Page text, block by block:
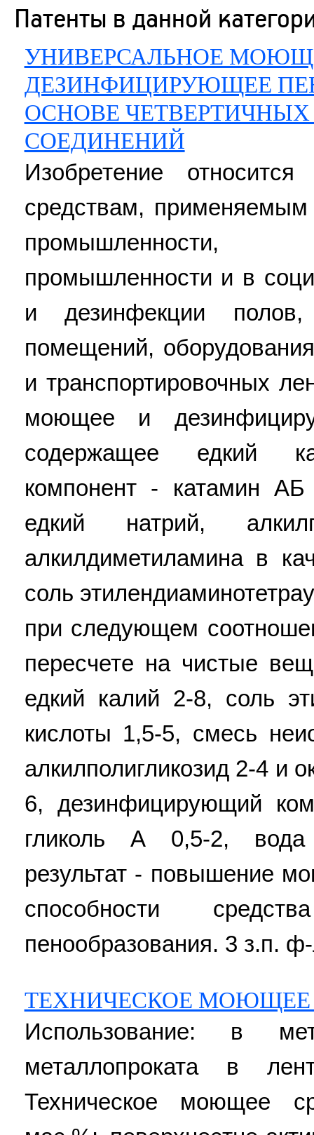
Патенты в данной
УНИВЕРСАЛЬНОЕ
ДЕЗИНФИЦИРУЮЩЕЕ
ОСНОВЕ
СОЕДИНЕНИЙ
Изобретение
средствам,
промышленности,
промышленности и в
и дезинфекции полов,
помещений,
и транспортировочных
моющее и
содержащее едкий
компонент - катамин
едкий натрий,
алкилдиметиламина в
соль
при следующем
пересчете на чистые
едкий калий 2-8, соль
кислоты 1,5-5, смесь
алкилполигликозид 2-4 и
6, дезинфицирующий
гликоль А 0,5-2, вода
результат - повышение
способности
пенообразования. 3 з.п.
ТЕХНИЧЕСКОЕ МОЮЩЕЕ
Использование: в
металлопроката в
Техническое моющее